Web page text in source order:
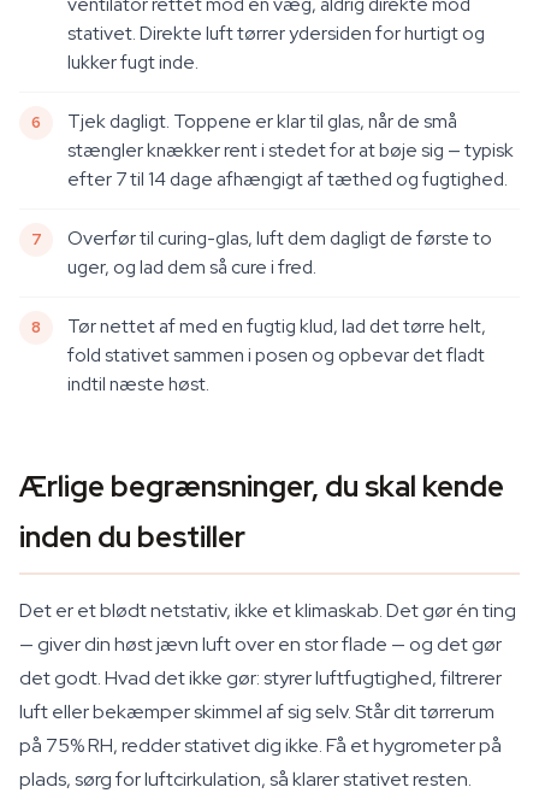
stativet. Direkte luft tørrer ydersiden for hurtigt og
lukker fugt inde.
Tjek dagligt. Toppene er klar til glas, når de små
stængler knækker rent i stedet for at bøje sig — typisk
efter 7 til 14 dage afhængigt af tæthed og fugtighed.
Overfør til curing-glas, luft dem dagligt de første to
uger, og lad dem så cure i fred.
Tør nettet af med en fugtig klud, lad det tørre helt,
fold stativet sammen i posen og opbevar det fladt
indtil næste høst.
Ærlige begrænsninger, du skal kende
inden du bestiller
Det er et blødt netstativ, ikke et klimaskab. Det gør én ting
— giver din høst jævn luft over en stor flade — og det gør
det godt. Hvad det ikke gør: styrer luftfugtighed, filtrerer
luft eller bekæmper skimmel af sig selv. Står dit tørrerum
på 75% RH, redder stativet dig ikke. Få et hygrometer på
plads, sørg for luftcirkulation, så klarer stativet resten.